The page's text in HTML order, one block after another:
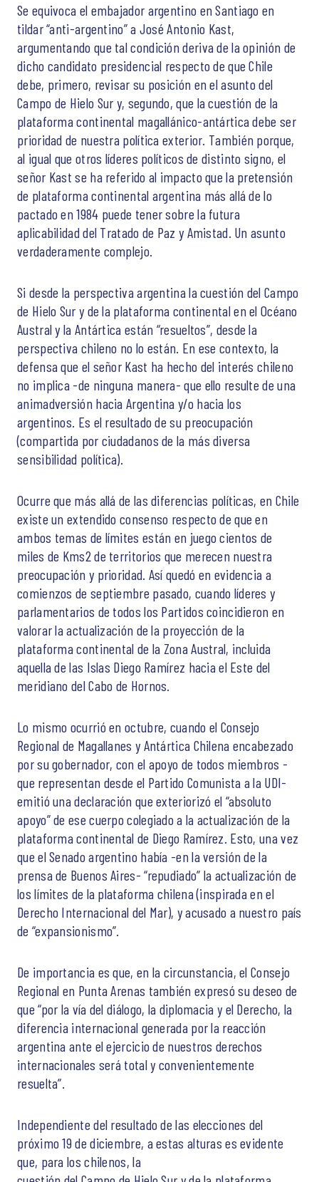
Se equivoca el embajador argentino en Santiago en
tildar “anti-argentino” a José Antonio Kast,
argumentando que tal condición deriva de la opinión de
dicho candidato presidencial respecto de que Chile
debe, primero, revisar su posición en el asunto del
Campo de Hielo Sur y, segundo, que la cuestión de la
plataforma continental magallánico-antártica debe ser
prioridad de nuestra política exterior. También porque,
al igual que otros líderes políticos de distinto signo, el
señor Kast se ha referido al impacto que la pretensión
de plataforma continental argentina más allá de lo
pactado en 1984 puede tener sobre la futura
aplicabilidad del Tratado de Paz y Amistad. Un asunto
verdaderamente complejo.
Si desde la perspectiva argentina la cuestión del Campo
de Hielo Sur y de la plataforma continental en el Océano
Austral y la Antártica están “resueltos”, desde la
perspectiva chileno no lo están. En ese contexto, la
defensa que el señor Kast ha hecho del interés chileno
no implica -de ninguna manera- que ello resulte de una
animadversión hacia Argentina y/o hacia los
argentinos. Es el resultado de su preocupación
(compartida por ciudadanos de la más diversa
sensibilidad política).
Ocurre que más allá de las diferencias políticas, en Chile
existe un extendido consenso respecto de que en
ambos temas de límites están en juego cientos de
miles de Kms2 de territorios que merecen nuestra
preocupación y prioridad. Así quedó en evidencia a
comienzos de septiembre pasado, cuando líderes y
parlamentarios de todos los Partidos coincidieron en
valorar la actualización de la proyección de la
plataforma continental de la Zona Austral, incluida
aquella de las Islas Diego Ramírez hacia el Este del
meridiano del Cabo de Hornos.
Lo mismo ocurrió en octubre, cuando el Consejo
Regional de Magallanes y Antártica Chilena encabezado
por su gobernador, con el apoyo de todos miembros -
que representan desde el Partido Comunista a la UDI-
emitió una declaración que exteriorizó el “absoluto
apoyo” de ese cuerpo colegiado a la actualización de la
plataforma continental de Diego Ramírez. Esto, una vez
que el Senado argentino había -en la versión de la
prensa de Buenos Aires- “repudiado” la actualización de
los límites de la plataforma chilena (inspirada en el
Derecho Internacional del Mar), y acusado a nuestro país
de “expansionismo”.
De importancia es que, en la circunstancia, el Consejo
Regional en Punta Arenas también expresó su deseo de
que “por la vía del diálogo, la diplomacia y el Derecho, la
diferencia internacional generada por la reacción
argentina ante el ejercicio de nuestros derechos
internacionales será total y convenientemente
resuelta”.
Independiente del resultado de las elecciones del
próximo 19 de diciembre, a estas alturas es evidente
que, para los chilenos, la